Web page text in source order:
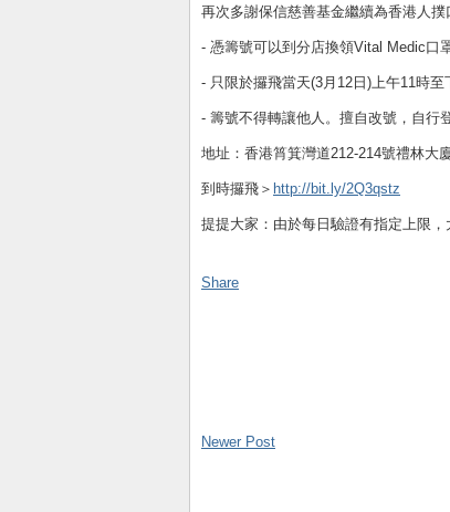
再次多謝保信慈善基金繼續為香港人
- 憑籌號可以到分店換領Vital Medic口
- 只限於攞飛當天(3月12日)上午11時至
- 籌號不得轉讓他人。擅自改號，自行
地址：香港筲箕灣道212-214號禮林大
到時攞飛＞ http://bit.ly/2Q3qstz
提提大家：由於每日驗證有指定上限
Share
Newer Post